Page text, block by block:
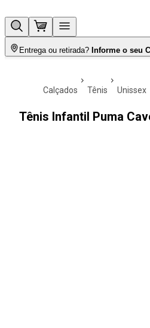
Entrega ou retirada? Informe o seu
calçados tênis unissex
Tênis Infantil Puma